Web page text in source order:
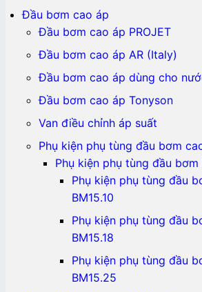
Đầu bơm cao áp
Đầu bơm cao áp PROJET
Đầu bơm cao áp AR (Italy)
Đầu bơm cao áp dùng cho
Đầu bơm cao áp Tonyson
Van điều chỉnh áp suất
Phụ kiện phụ tùng đầu bơm
Phụ kiện phụ tùng đầu bơm
Phụ kiện phụ tùng đầu
BM15.10
Phụ kiện phụ tùng đầu
BM15.18
Phụ kiện phụ tùng đầu
BM15.25